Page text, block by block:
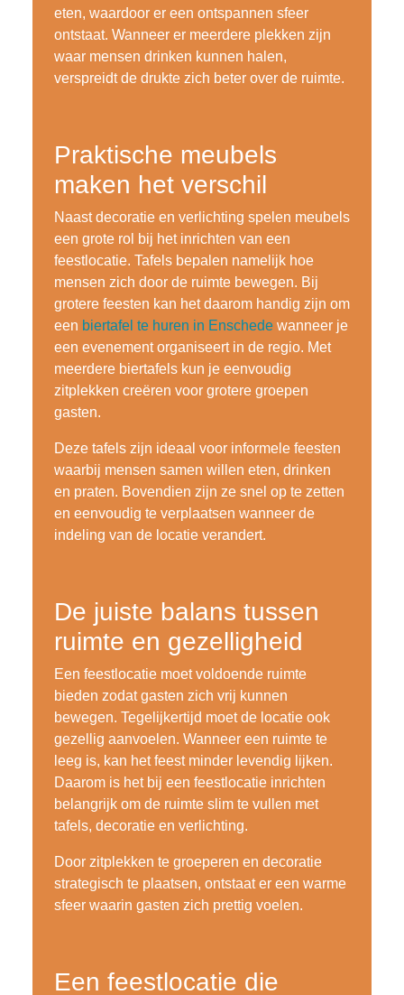
eten, waardoor er een ontspannen sfeer
ontstaat. Wanneer er meerdere plekken zijn
waar mensen drinken kunnen halen,
verspreidt de drukte zich beter over de ruimte.
Praktische meubels
maken het verschil
Naast decoratie en verlichting spelen meubels
een grote rol bij het inrichten van een
feestlocatie. Tafels bepalen namelijk hoe
mensen zich door de ruimte bewegen. Bij
grotere feesten kan het daarom handig zijn om
een biertafel te huren in Enschede wanneer je
een evenement organiseert in de regio. Met
meerdere biertafels kun je eenvoudig
zitplekken creëren voor grotere groepen
gasten.
Deze tafels zijn ideaal voor informele feesten
waarbij mensen samen willen eten, drinken
en praten. Bovendien zijn ze snel op te zetten
en eenvoudig te verplaatsen wanneer de
indeling van de locatie verandert.
De juiste balans tussen
ruimte en gezelligheid
Een feestlocatie moet voldoende ruimte
bieden zodat gasten zich vrij kunnen
bewegen. Tegelijkertijd moet de locatie ook
gezellig aanvoelen. Wanneer een ruimte te
leeg is, kan het feest minder levendig lijken.
Daarom is het bij een feestlocatie inrichten
belangrijk om de ruimte slim te vullen met
tafels, decoratie en verlichting.
Door zitplekken te groeperen en decoratie
strategisch te plaatsen, ontstaat er een warme
sfeer waarin gasten zich prettig voelen.
Een feestlocatie die